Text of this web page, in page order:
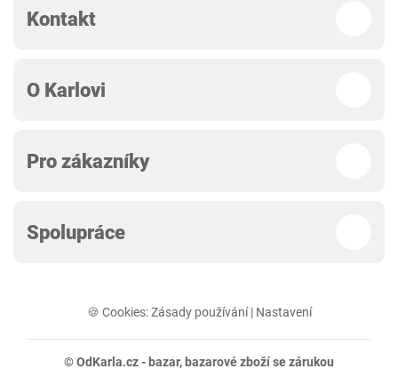
Kontakt
O Karlovi
Pro zákazníky
Spolupráce
🍪 Cookies:Zásady používání| Nastavení
© OdKarla.cz - bazar, bazarové zboží se zárukou